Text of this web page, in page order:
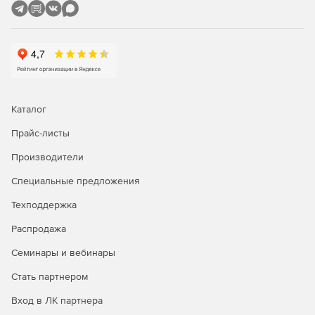
что избавляет компанию от необходимости
самостоятельно закупать оборудование, настраивать
платформа соответствует актуальным стандартам
предусматривает разграничение прав, контроль
доступа и защиту каналов связи.
Техническая поддержка и сопровождение. Клиенты
всех этапах – от подключения и настройки до
решения инцидентов и консультаций по
Каталог
Прайс-листы
Производители
Специальные предложения
Техподдержка
Распродажа
Семинары и вебинары
Стать партнером
Вход в ЛК партнера